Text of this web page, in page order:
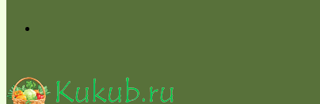
skin